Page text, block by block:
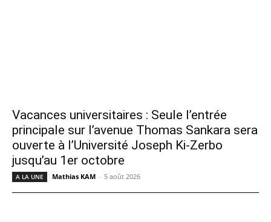
Vacances universitaires : Seule l’entrée
principale sur l’avenue Thomas Sankara sera
ouverte à l’Université Joseph Ki-Zerbo
jusqu’au 1er octobre
A LA UNE Mathias KAM - 5 août 2026